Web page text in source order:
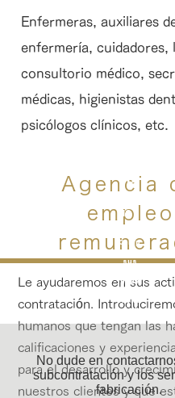
Enfermeras, auxiliares
enfermería, cuidadores,
consultorio médico,
médicas, higienistas
psicólogos clínicos, etc.
Agencia
empleo
Le ayudaremos en sus
contratación.
humanos que tengan las
calificaciones y
para el desarrollo y
nuestros clientes y que
ent
rev
ist
Comp
ruebe
sus
dade
idone
idad.
No dude en
subcontratación y los
fabricación.